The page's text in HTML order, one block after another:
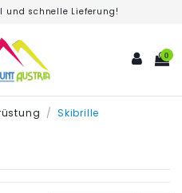
und schnelle Lieferung!
0
Skibrille